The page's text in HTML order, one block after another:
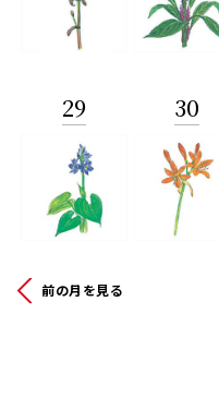
29 30
前の月を見る